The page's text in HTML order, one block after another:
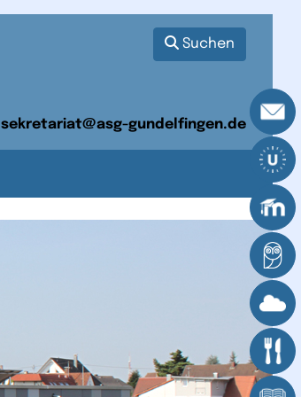
Suchen
sekretariat@asg-gundelfingen.de